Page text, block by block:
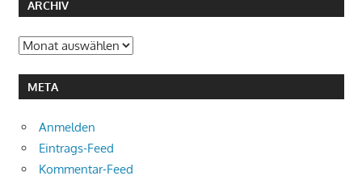
ARCHIV
Archiv
META
Anmelden
Eintrags-Feed
Kommentar-Feed